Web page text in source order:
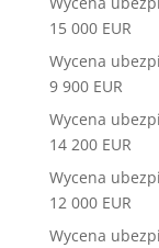
15 000 EUR
Wycena
9 900 EUR
Wycena
14 200 EUR
Wycena
12 000 EUR
Wycena